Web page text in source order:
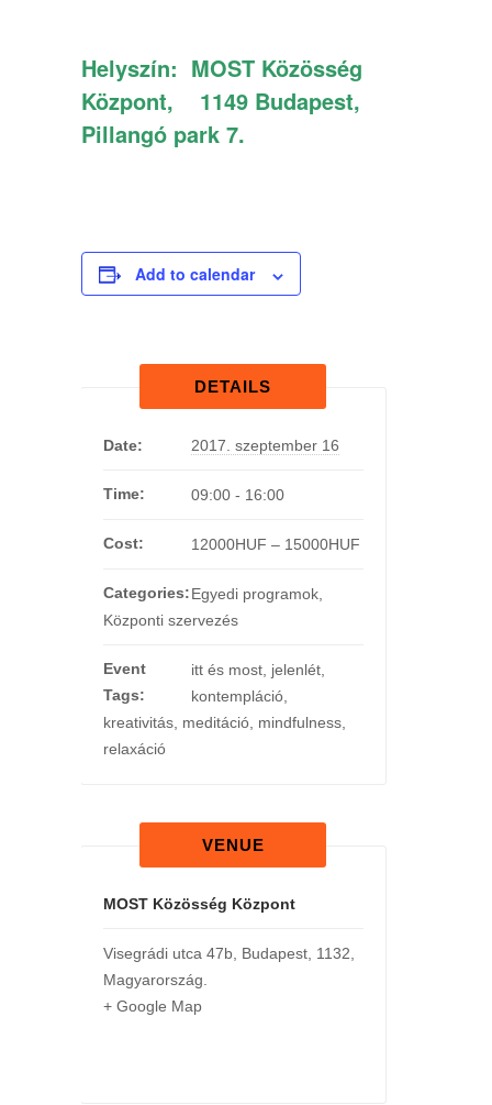
Helyszín: MOST Közösség
Központ, 1149 Budapest,
Pillangó park 7.
Add to calendar
DETAILS
Date: 2017. szeptember 16
Time: 09:00 - 16:00
Cost: 12000HUF – 15000HUF
Categories:Egyedi programok,
Központi szervezés
Event
Tags:
itt és most, jelenlét,
kontempláció,
kreativitás, meditáció, mindfulness,
relaxáció
VENUE
MOST Közösség Központ
Visegrádi utca 47b, Budapest, 1132,
Magyarország.
+ Google Map